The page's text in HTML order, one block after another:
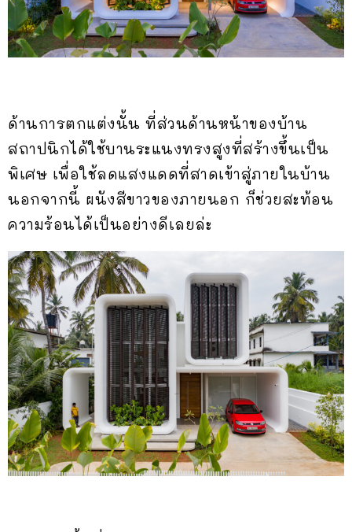
ด้านการตกแต่งนั้น ที่ส่วนด้านหน้าของบ้าน
สถาปนิกได้ใช้บานระแนงทรงสูงที่สร้างขึ้นเป็น
พิเศษ เพื่อใช้ลดแสงแดดที่สาดเข้าสู่ภายในบ้าน
นอกจากนี้ ผนังสีขาวของภายนอก ก็ช่วยสะท้อน
ความร้อนได้เป็นอย่างดีเลยล่ะ